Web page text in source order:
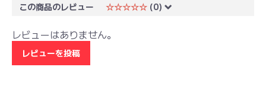
この商品のレビュー ☆☆☆☆☆ (0)
レビューはありません。
レビューを投稿